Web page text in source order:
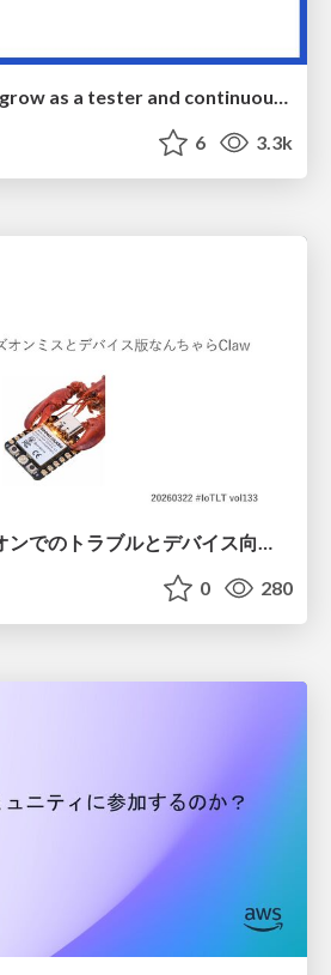
Within the team, I grow as a tester and continuously pursue product quality
6 3.3k
OpenClawハンズオンでのトラブルとデバイス向けなんちゃらクロー #IoTLT vol133
0 280